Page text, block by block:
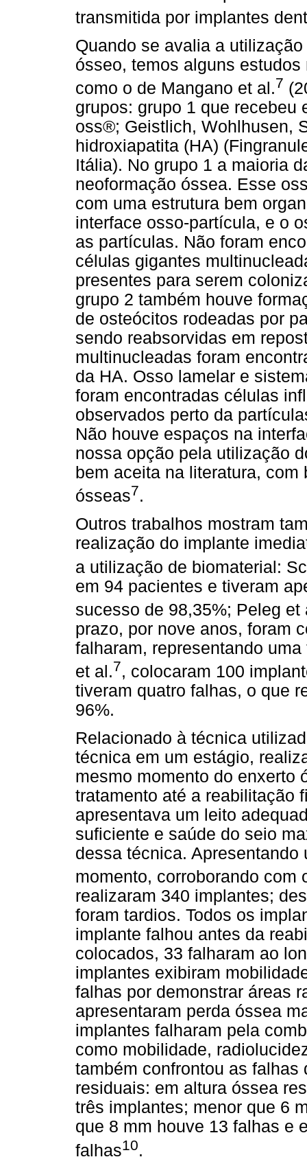
transmitida por implantes
Quando se avalia a
ósseo, temos alguns
como o de Mangano et al.7
grupos: grupo 1 que recebeu
oss®; Geistlich, Wohlhusen,
hidroxiapatita (HA)
Itália). No grupo 1 a maioria
neoformação óssea. Esse
com uma estrutura bem
interface osso-partícula, e o
as partículas. Não foram
células gigantes
presentes para serem
grupo 2 também houve
de osteócitos rodeadas por
sendo reabsorvidas em
multinucleadas foram
da HA. Osso lamelar e
foram encontradas células
observados perto da
Não houve espaços na
nossa opção pela utilização
bem aceita na literatura, com
ósseas7.
Outros trabalhos mostram
realização do implante
a utilização de biomaterial:
em 94 pacientes e tiveram
sucesso de 98,35%; Peleg et
prazo, por nove anos, foram
falharam, representando
et al.7, colocaram 100
tiveram quatro falhas, o que
96%.
Relacionado à técnica
técnica em um estágio,
mesmo momento do enxerto
tratamento até a reabilitação
apresentava um leito
suficiente e saúde do seio
dessa técnica.
momento, corroborando com
realizaram 340 implantes;
foram tardios. Todos os
implante falhou antes da
colocados, 33 falharam ao
implantes exibiram
falhas por demonstrar áreas
apresentaram perda óssea
implantes falharam pela
como mobilidade,
também confrontou as
residuais: em altura óssea
três implantes; menor que 6
que 8 mm houve 13 falhas e
falhas10.